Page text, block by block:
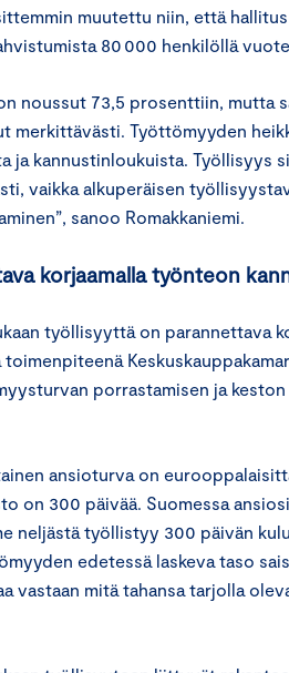
muutettu niin, että
80 000 henkilöllä
noussut 73,5 prosenttiin, mutta
merkittävästi. Työttömyyden
ja kannustinloukuista. Työllisyys
vaikka alkuperäisen
sanoo Romakkaniemi.
korjaamalla työnteon
työllisyyttä on parannettava
porrastamisen ja
ansioturva on
on 300 päivää. Suomessa
neljästä työllistyy 300 päivän
edetessä laskeva taso
vastaan mitä tahansa tarjolla